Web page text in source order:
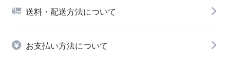
送料・配送方法について
お支払い方法について